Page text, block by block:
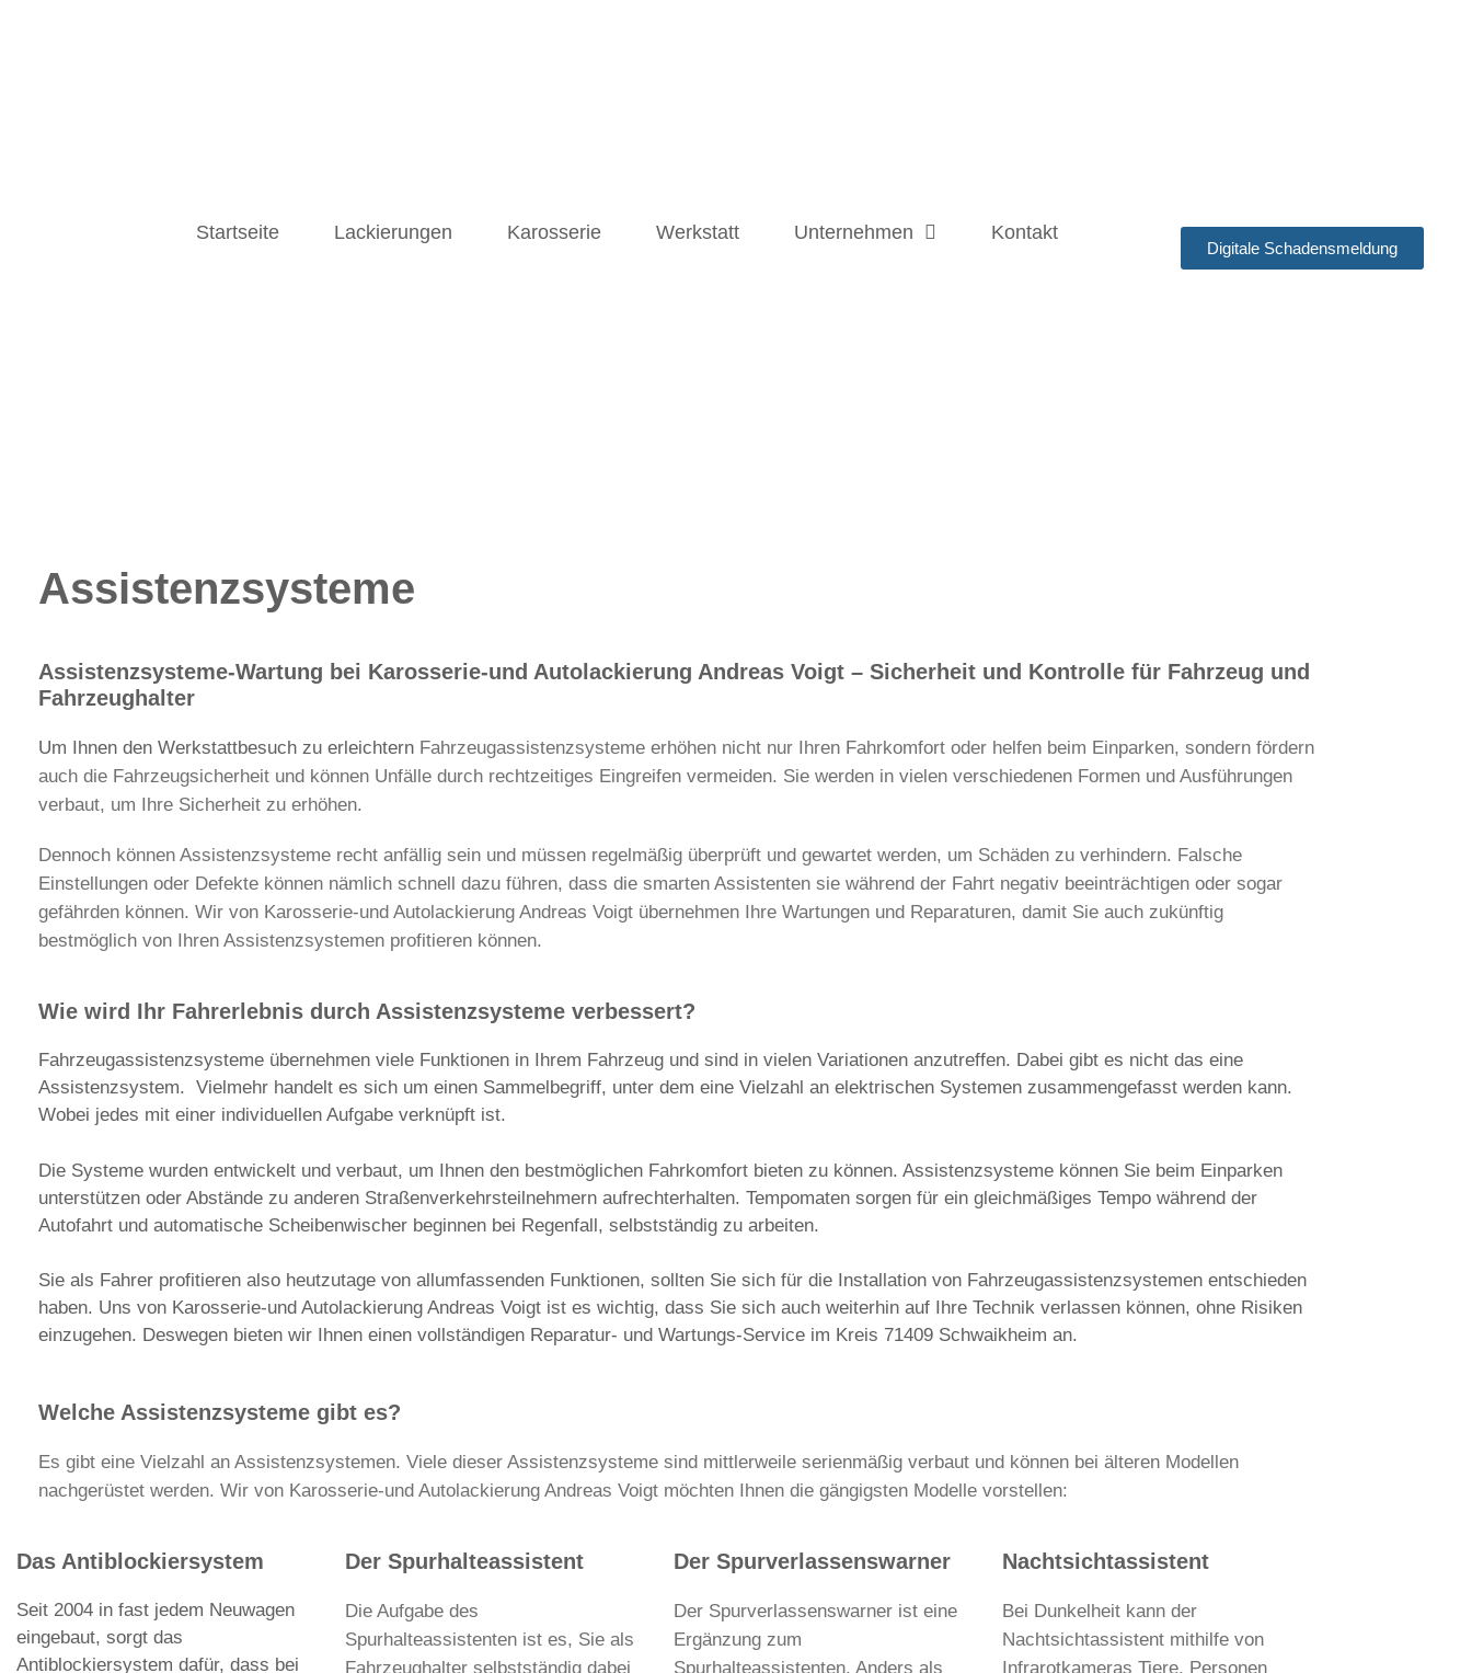
Startseite Lackierungen Karosserie Werkstatt Unternehmen Kontakt
Digitale Schadensmeldung
Assistenzsysteme
Assistenzsysteme-Wartung bei Karosserie-und Autolackierung Andreas Voigt – Sicherheit und Kontrolle für Fahrzeug und
Fahrzeughalter
Um Ihnen den Werkstattbesuch zu erleichtern Fahrzeugassistenzsysteme erhöhen nicht nur Ihren Fahrkomfort oder helfen beim Einparken, sondern fördern
auch die Fahrzeugsicherheit und können Unfälle durch rechtzeitiges Eingreifen vermeiden. Sie werden in vielen verschiedenen Formen und Ausführungen
verbaut, um Ihre Sicherheit zu erhöhen.
Dennoch können Assistenzsysteme recht anfällig sein und müssen regelmäßig überprüft und gewartet werden, um Schäden zu verhindern. Falsche
Einstellungen oder Defekte können nämlich schnell dazu führen, dass die smarten Assistenten sie während der Fahrt negativ beeinträchtigen oder sogar
gefährden können. Wir von Karosserie-und Autolackierung Andreas Voigt übernehmen Ihre Wartungen und Reparaturen, damit Sie auch zukünftig
bestmöglich von Ihren Assistenzsystemen profitieren können.
Wie wird Ihr Fahrerlebnis durch Assistenzsysteme verbessert?
Fahrzeugassistenzsysteme übernehmen viele Funktionen in Ihrem Fahrzeug und sind in vielen Variationen anzutreffen. Dabei gibt es nicht das eine
Assistenzsystem. Vielmehr handelt es sich um einen Sammelbegriff, unter dem eine Vielzahl an elektrischen Systemen zusammengefasst werden kann.
Wobei jedes mit einer individuellen Aufgabe verknüpft ist.
Die Systeme wurden entwickelt und verbaut, um Ihnen den bestmöglichen Fahrkomfort bieten zu können. Assistenzsysteme können Sie beim Einparken
unterstützen oder Abstände zu anderen Straßenverkehrsteilnehmern aufrechterhalten. Tempomaten sorgen für ein gleichmäßiges Tempo während der
Autofahrt und automatische Scheibenwischer beginnen bei Regenfall, selbstständig zu arbeiten.
Sie als Fahrer profitieren also heutzutage von allumfassenden Funktionen, sollten Sie sich für die Installation von Fahrzeugassistenzsystemen entschieden
haben. Uns von Karosserie-und Autolackierung Andreas Voigt ist es wichtig, dass Sie sich auch weiterhin auf Ihre Technik verlassen können, ohne Risiken
einzugehen. Deswegen bieten wir Ihnen einen vollständigen Reparatur- und Wartungs-Service im Kreis 71409 Schwaikheim an.
Welche Assistenzsysteme gibt es?
Es gibt eine Vielzahl an Assistenzsystemen. Viele dieser Assistenzsysteme sind mittlerweile serienmäßig verbaut und können bei älteren Modellen
nachgerüstet werden. Wir von Karosserie-und Autolackierung Andreas Voigt möchten Ihnen die gängigsten Modelle vorstellen:
Das Antiblockiersystem
Seit 2004 in fast jedem Neuwagen
eingebaut, sorgt das
Antiblockiersystem dafür, dass bei
Der Spurhalteassistent
Die Aufgabe des
Spurhalteassistenten ist es, Sie als
Fahrzeughalter selbstständig dabei
Der Spurverlassenswarner
Der Spurverlassenswarner ist eine
Ergänzung zum
Spurhalteassistenten. Anders als
Nachtsichtassistent
Bei Dunkelheit kann der
Nachtsichtassistent mithilfe von
Infrarotkameras Tiere, Personen